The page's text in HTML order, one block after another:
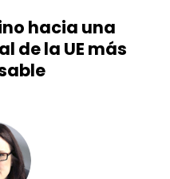
hacia una
de la UE más